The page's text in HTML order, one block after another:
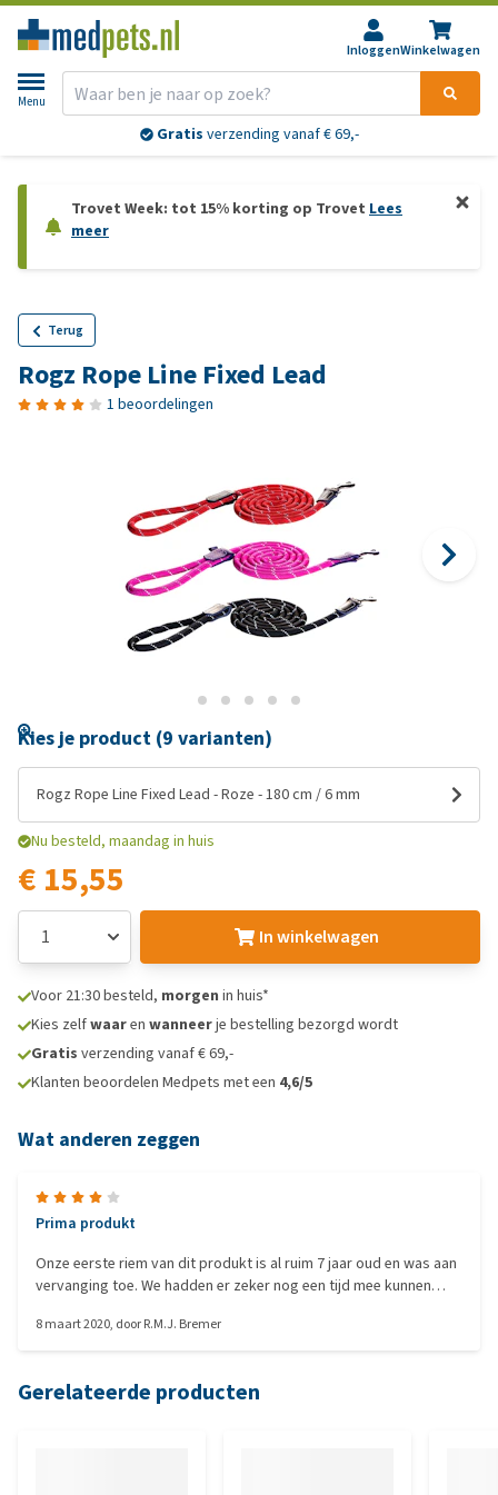
InloggenWinkelwagen
Menu
Gratis verzending vanaf € 69,-
Trovet Week: tot 15% korting op Trovet Lees
meer
Terug
Rogz Rope Line Fixed Lead
1 beoordelingen
Kies je product (9 varianten)
Rogz Rope Line Fixed Lead - Roze - 180 cm / 6 mm
Nu besteld, maandag in huis
€ 15,55
In winkelwagen
Voor 21:30 besteld, morgen in huis*
Kies zelfwaaren wanneerje bestelling bezorgd wordt
Gratis verzending vanaf € 69,-
Klanten beoordelen Medpets met een 4,6/5
Wat anderen zeggen
Prima produkt
Onze eerste riem van dit produkt is al ruim 7 jaar oud en was aan
vervanging toe. We hadden er zeker nog een tijd mee kunnen
was. Dat hetzelfde merk gekoste en daar hebben we geen spijt
8 maart 2020, doorR.M.J. Bremer
Gerelateerde producten